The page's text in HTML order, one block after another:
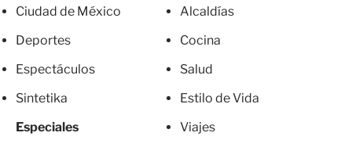
Ciudad de México
Deportes
Espectáculos
Sintetika
Especiales
Alcaldías
Cocina
Salud
Estilo de Vida
Viajes